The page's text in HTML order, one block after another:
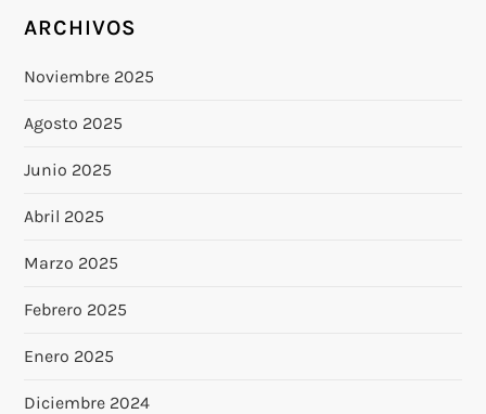
ARCHIVOS
Noviembre 2025
Agosto 2025
Junio 2025
Abril 2025
Marzo 2025
Febrero 2025
Enero 2025
Diciembre 2024